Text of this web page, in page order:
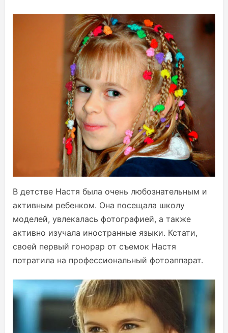
В детстве Настя была очень любознательным и
активным ребенком. Она посещала школу
моделей, увлекалась фотографией, а также
активно изучала иностранные языки. Кстати,
своей первый гонорар от съемок Настя
потратила на профессиональный фотоаппарат.